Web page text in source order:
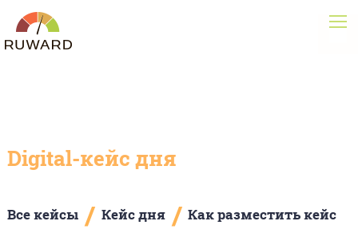
Digital-кейс дня
Все кейсы / Кейс дня / Как разместить кейс